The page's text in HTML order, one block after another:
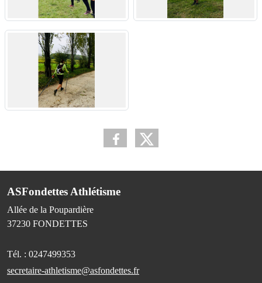
ASFondettes Athlétisme
Allée de la Poupardière
37230 FONDETTES
Tél. : 0247499353
secretaire-athletisme@asfondettes.fr